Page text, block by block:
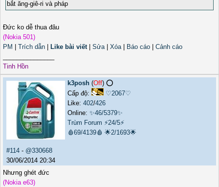
bắt ăng-giê-ri và pháp
Đức ko dễ thua đâu
(Nokia 501)
PM
Trích dẫn Like bài viết| Sửa| Xóa| Báo cáo
Cảnh cáo
Tinh Hồn
k3posh (Off) ⭕️
Cấp độ:
♡2067♡
Like: 402/426
Online: ✨46/5379✨
Trùm Forum ⚡24/5⚡
🩸69/4139🩸 🌟2/1693🌟
#114 - @330668
30/06/2014 20:34
Nhưng ghét đức
(Nokia e63)